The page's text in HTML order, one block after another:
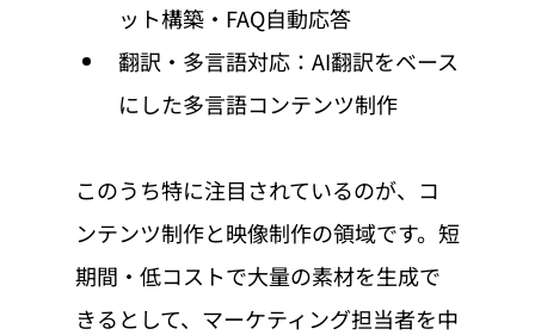
ット構築・FAQ自動応答
翻訳・多言語対応：AI翻訳をベース
にした多言語コンテンツ制作
このうち特に注目されているのが、コ
ンテンツ制作と映像制作の領域です。短
期間・低コストで大量の素材を生成で
きるとして、マーケティング担当者を中